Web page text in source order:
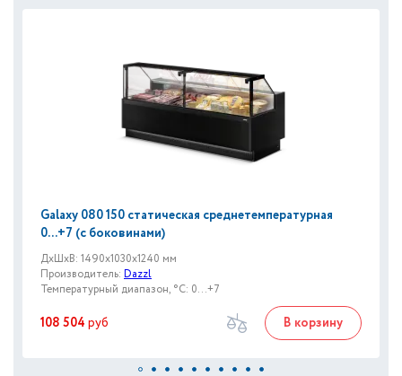
Galaxy 080 150 статическая среднетемпературная
0...+7 (с боковинами)
ДxШxВ: 1490x1030x1240 мм
Производитель: Dazzl
Температурный диапазон, °C: 0...+7
108 504 руб В корзину